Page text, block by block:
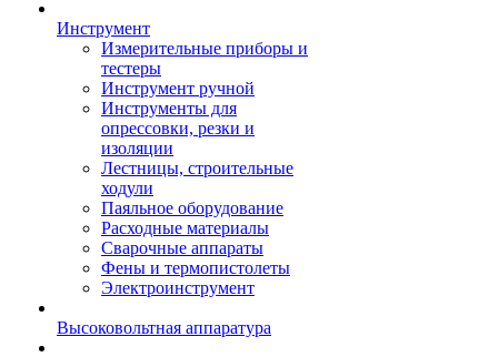
Инструмент
Измерительные приборы и
тестеры
Инструмент ручной
Инструменты для
опрессовки, резки и
изоляции
Лестницы, строительные
ходули
Паяльное оборудование
Расходные материалы
Сварочные аппараты
Фены и термопистолеты
Электроинструмент
Высоковольтная аппаратура